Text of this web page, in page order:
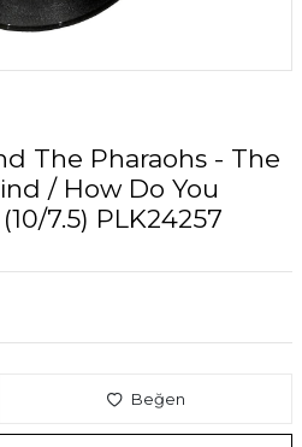
The Pharaohs - The
/ How Do You
7.5) PLK24257
Beğen